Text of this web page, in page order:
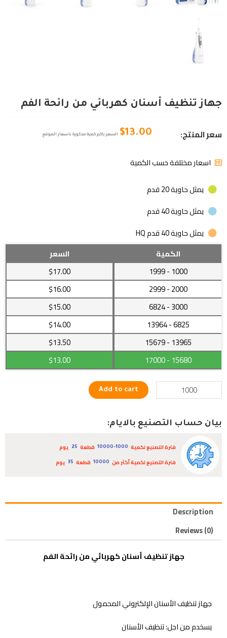
جهاز تنظيف أسنان كهربائي من رائحة الفم
سعر المنتج: $13.00 السعر باكبر كمية مذكورة باسعار الموقع
اسعار مختلفة حسب الكمية
يمثل حاوية 20 قدم
يمثل حاوية 40 قدم
يمثل حاوية 40 قدم HQ
الكمية
السعر
1000
- 1999
$17.00
2000
- 2999
$16.00
3000
- 6824
$15.00
6825
- 13964
$14.00
13965
- 15679
$13.50
15680
- 17000
$13.00
تنظيف
كهربائي
من
الفم
quantity
Add to cart
بيان حساب التصنيع بالايام:
فترة التصنيع لكمية 10000-1000 قطعة 25
يوم
فترة التصنيع لكمية أكثر من
10000 قطعة 35 يوم
Description
Reviews (0)
جهاز تنظيف أسنان كهربائي من رائحة الفم
جهاز تنظيف الأسنان الإلكتروني المحمول
يسخدم من اجل: تنظيف الأسنان